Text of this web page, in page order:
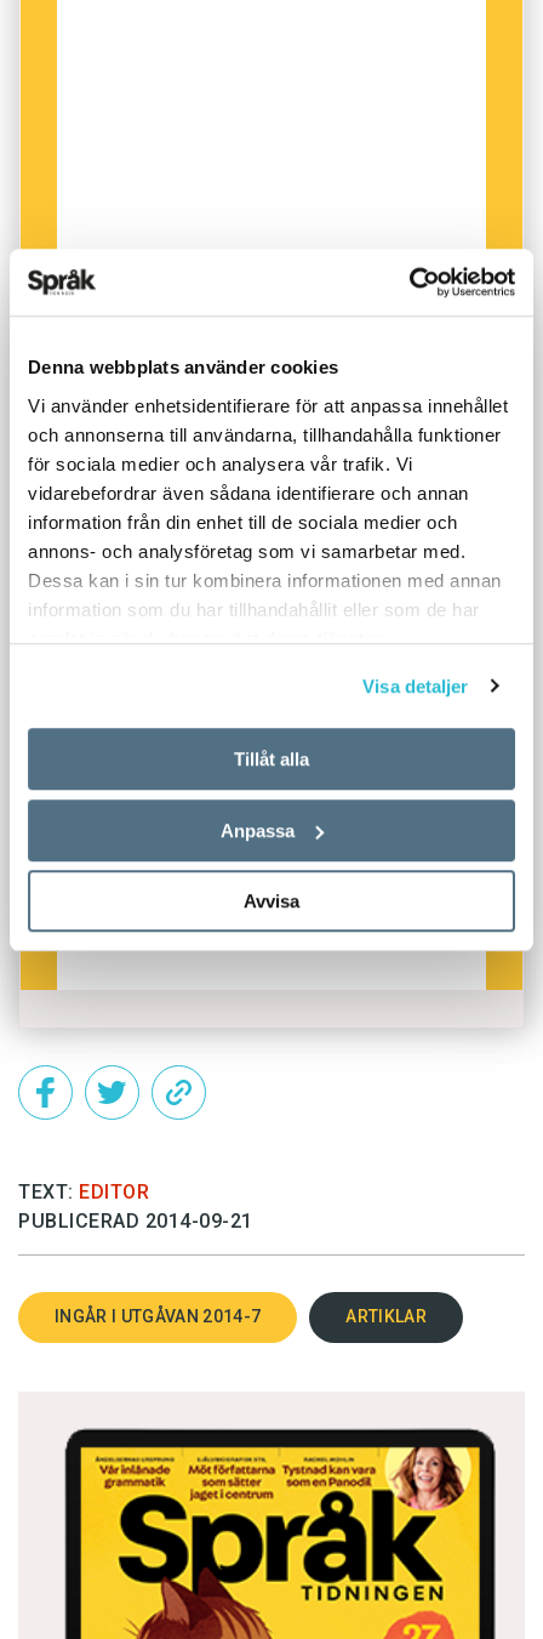
Denna webbplats använder cookies
Vi använder enhetsidentifierare för att anpassa innehållet
och annonserna till användarna, tillhandahålla funktioner
för sociala medier och analysera vår trafik. Vi
vidarebefordrar även sådana identifierare och annan
information från din enhet till de sociala medier och
annons- och analysföretag som vi samarbetar med.
Dessa kan i sin tur kombinera informationen med annan
information som du har tillhandahållit eller som de har
samlat in när du har använt deras tjänster.
Visa detaljer
Tillåt alla
Anpassa
Avvisa
TEXT: EDITOR
PUBLICERAD 2014-09-21
INGÅR I UTGÅVAN 2014-7 ARTIKLAR